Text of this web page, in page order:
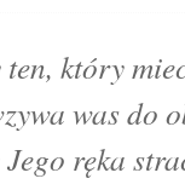
ten, który
was do
ręka